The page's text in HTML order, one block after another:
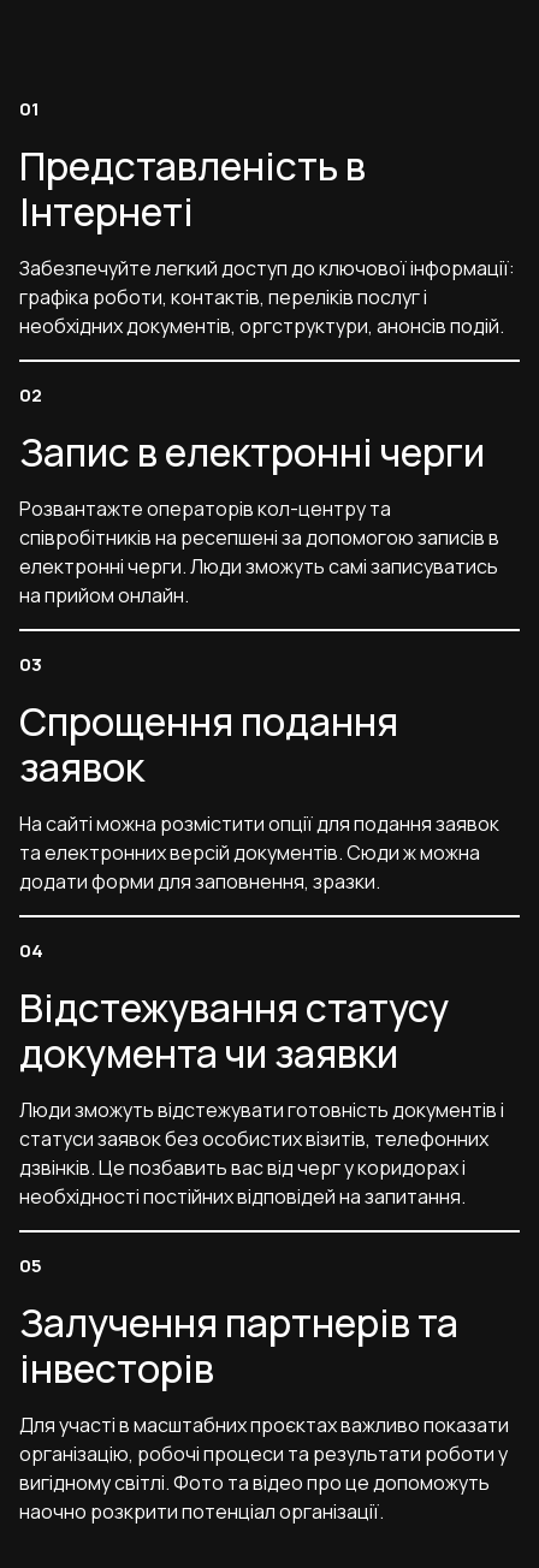
Представленість в
Інтернеті
Забезпечуйте легкий доступ до ключової інформації:
графіка роботи, контактів, переліків послуг і
необхідних документів, оргструктури, анонсів подій.
Запис в електронні черги
Розвантажте операторів кол-центру та
співробітників на ресепшені за допомогою записів в
електронні черги. Люди зможуть самі записуватись
на прийом онлайн.
Спрощення подання
заявок
На сайті можна розмістити опції для подання заявок
та електронних версій документів. Сюди ж можна
додати форми для заповнення, зразки.
Відстежування статусу
документа чи заявки
Люди зможуть відстежувати готовність документів і
статуси заявок без особистих візитів, телефонних
дзвінків. Це позбавить вас від черг у коридорах і
необхідності постійних відповідей на запитання.
Залучення партнерів та
інвесторів
Для участі в масштабних проєктах важливо показати
організацію, робочі процеси та результати роботи у
вигідному світлі. Фото та відео про це допоможуть
наочно розкрити потенціал організації.